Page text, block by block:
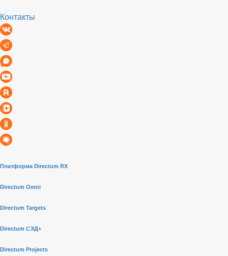
Контакты
Платформа Directum RX
Directum Omni
Directum Targets
Directum СЭД+
Directum Projects